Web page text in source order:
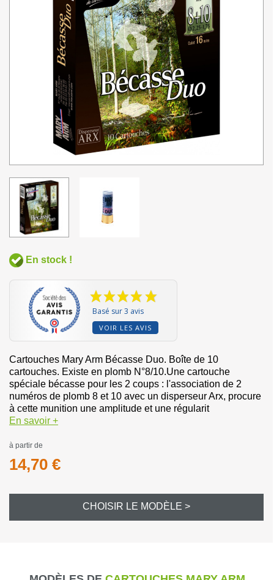
En stock !
Basé sur 3 avis
VOIR LES AVIS
Cartouches Mary Arm Bécasse Duo. Boîte de 10
cartouches. Existe en plomb N°8/10.Une cartouche
spéciale bécasse pour les 2 coups : l'association de 2
numéros de plomb 8 et 10 avec un disperseur Arx, procure
à cette munition une amplitude et une régularit
En savoir +
à partir de
14,70 €
CHOISIR LE MODÈLE >